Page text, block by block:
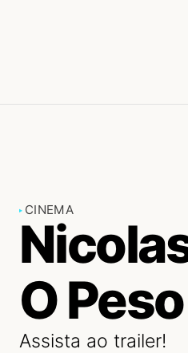
CINEMA
O
Assista ao trailer!